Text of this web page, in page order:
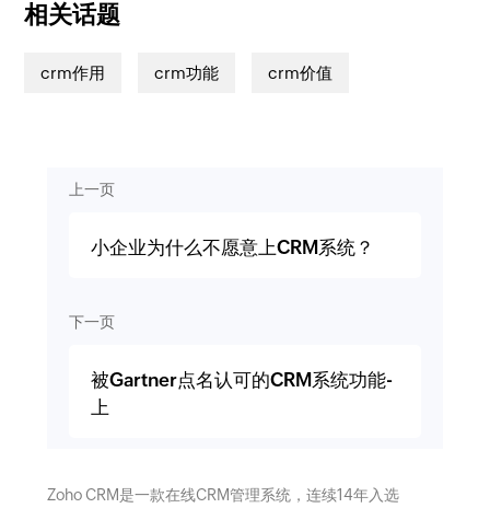
相关话题
crm作用 crm功能 crm价值
上一页
小企业为什么不愿意上CRM系统？
下一页
被Gartner点名认可的CRM系统功能-
上
Zoho CRM是一款在线CRM管理系统，连续14年入选